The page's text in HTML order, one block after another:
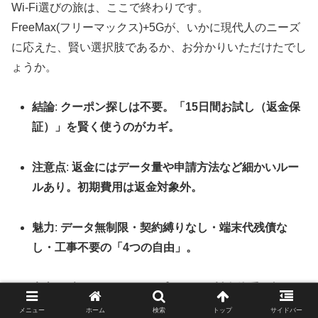
Wi-Fi選びの旅は、ここで終わりです。
FreeMax(フリーマックス)+5Gが、いかに現代人のニーズ
に応えた、賢い選択肢であるか、お分かりいただけたでし
ょうか。
結論: クーポン探しは不要。「15日間お試し（返金保
証）」を賢く使うのがカギ。
注意点:返金にはデータ量や申請方法など細かいルー
ルあり。初期費用は返金対象外。
魅力: データ無制限・契約縛りなし・端末代残債な
し・工事不要の「4つの自由」。
月額4,800円のワンプランで、料金体系が超シ
ンプル。
メニュー ホーム 検索 トップ サイドバー